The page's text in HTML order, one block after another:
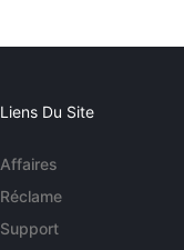
Liens Du Site
Affaires
Réclame
Support